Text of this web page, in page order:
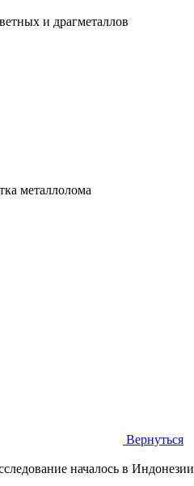
и драгметаллов
металлолома
Вернуться
началось в Индонезии